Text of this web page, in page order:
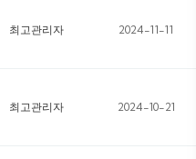
최고관리자 2024-11-11
최고관리자 2024-10-21